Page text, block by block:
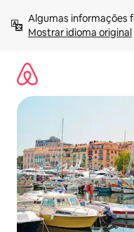
para
Mostrar idioma original